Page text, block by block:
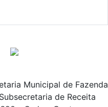
Municipal de Fazenda
de Receita